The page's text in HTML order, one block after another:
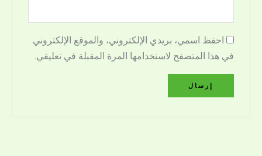
احفظ اسمي، بريدي الإلكتروني، والموقع الإلكتروني
في هذا المتصفح لاستخدامها المرة المقبلة في تعليقي.